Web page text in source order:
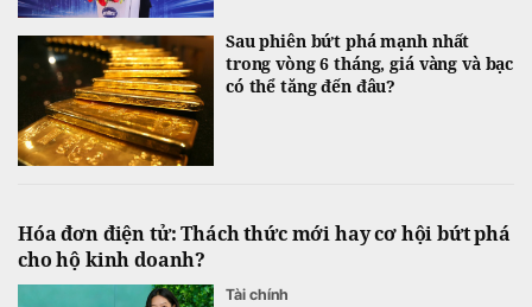
Sau phiên bứt phá mạnh nhất
trong vòng 6 tháng, giá vàng và bạc
có thể tăng đến đâu?
Hóa đơn điện tử: Thách thức mới hay cơ hội bứt phá
cho hộ kinh doanh?
Tài chính